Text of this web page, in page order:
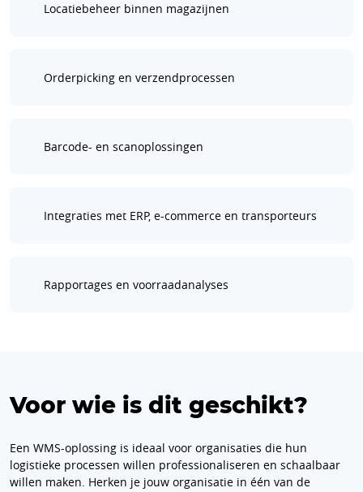
Locatiebeheer binnen magazijnen
Orderpicking en verzendprocessen
Barcode- en scanoplossingen
Integraties met ERP, e-commerce en transporteurs
Rapportages en voorraadanalyses
Voor wie is dit geschikt?
Een WMS-oplossing is ideaal voor organisaties die hun
logistieke processen willen professionaliseren en schaalbaar
willen maken. Herken je jouw organisatie in één van de